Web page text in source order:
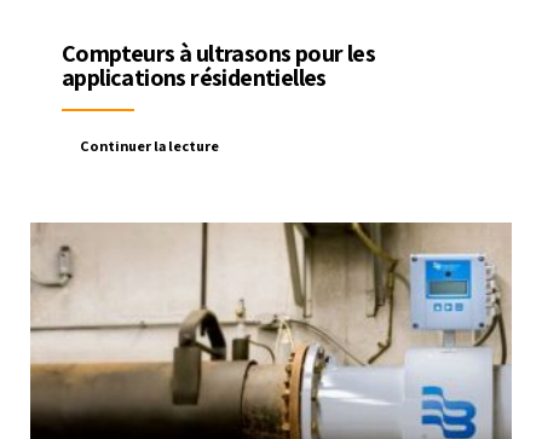
Compteurs à ultrasons pour les
applications résidentielles
Continuer la lecture